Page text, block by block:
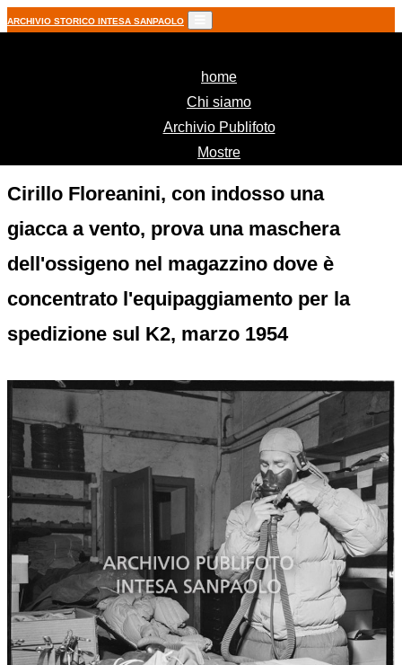
ARCHIVIO STORICO INTESA SANPAOLO
home(current)
Chi siamo
Archivio Publifoto
Mostre
Cirillo Floreanini, con indosso una
giacca a vento, prova una maschera
dell'ossigeno nel magazzino dove è
concentrato l'equipaggiamento per la
spedizione sul K2, marzo 1954